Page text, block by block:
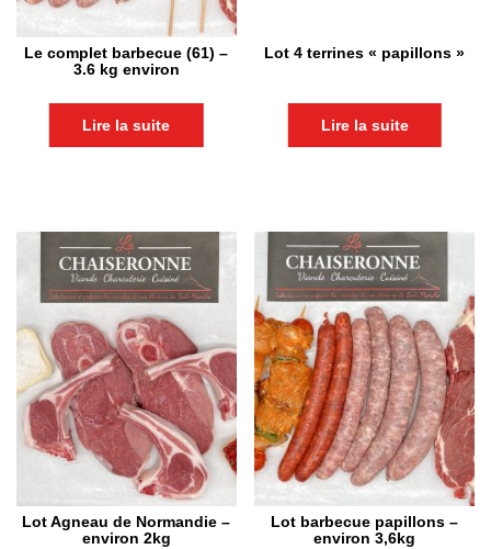
Le complet barbecue (61) –
3.6 kg environ
Lire la suite
Lot 4 terrines « papillons »
Lire la suite
Lot Agneau de Normandie –
environ 2kg
Lot barbecue papillons –
environ 3,6kg